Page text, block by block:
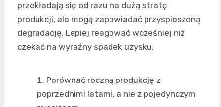
przekładają się od razu na dużą stratę
produkcji, ale mogą zapowiadać przyspieszoną
degradację. Lepiej reagować wcześniej niż
czekać na wyraźny spadek uzysku.
Porównać roczną produkcję z
poprzednimi latami, a nie z pojedynczym